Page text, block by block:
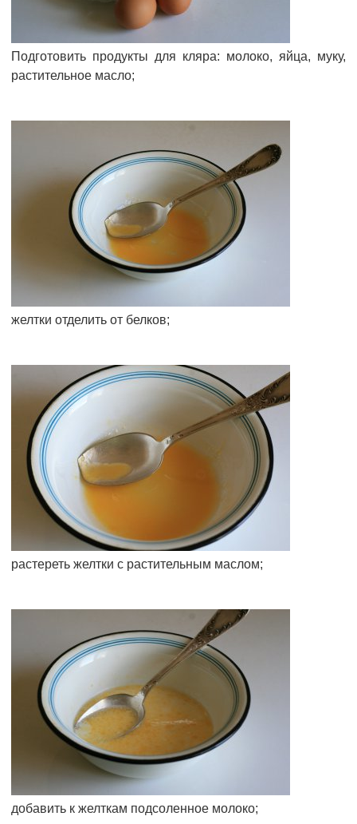
Подготовить продукты для кляра: молоко, яйца, муку,
растительное масло;
желтки отделить от белков;
растереть желтки с растительным маслом;
добавить к желткам подсоленное молоко;